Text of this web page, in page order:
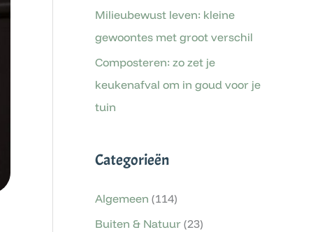
Milieubewust leven: kleine
gewoontes met groot verschil
Composteren: zo zet je
keukenafval om in goud voor je
tuin
Categorieën
Algemeen (114)
Buiten & Natuur (23)